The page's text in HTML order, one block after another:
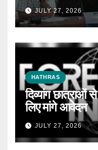
JULY 27, 2026
HATHRAS
दिव्यांग छात्राओं
लिए मांगे आवेदन
JULY 27, 2026